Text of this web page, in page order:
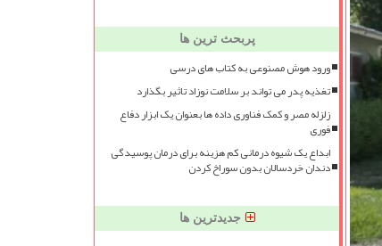
پربحث ترین ها
ورود هوش مصنوعی به کتاب های درسی
تغذیه پدر می تواند بر سلامت نوزاد تاثیر بگذارد
زلزله مصر و کمک فناوری داده ها بعنوان یک ابزار دفاع
فوری
ابداع یک شیوه درمانی کم هزینه برای درمان پوسیدگی
دندان خردسالان بدون سوراخ کردن
جدیدترین ها